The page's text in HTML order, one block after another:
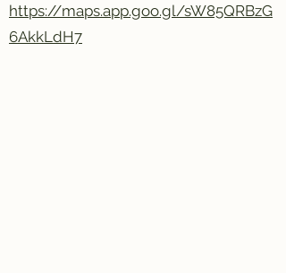
https://maps.app.goo.gl/sW85QRBzG
6AkkLdH7